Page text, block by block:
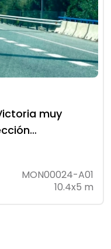
muy
MON00024-A01
10.4x5 m